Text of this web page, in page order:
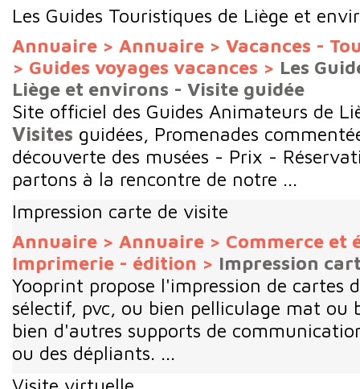
Les Guides Touristiques de Liège et
Annuaire > Annuaire > Vacances -
> Guides voyages vacances > Les
Liège et environs - Visite guidée
Site officiel des Guides Animateurs de
Visites guidées, Promenades
découverte des musées - Prix -
partons à la rencontre de notre ...
Impression carte de visite
Annuaire > Annuaire > Commerce et
Imprimerie - édition > Impression
Yooprint propose l'impression de cartes
sélectif, pvc, ou bien pelliculage mat ou
bien d'autres supports de
ou des dépliants. ...